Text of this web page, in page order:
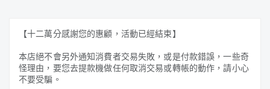
【十二萬分感謝您的惠顧，活動已經結束】
本店絕不會另外通知消費者交易失敗，或是付款錯誤，一些奇
怪理由，要您去提款機做任何取消交易或轉帳的動作，請小心
不要受騙。